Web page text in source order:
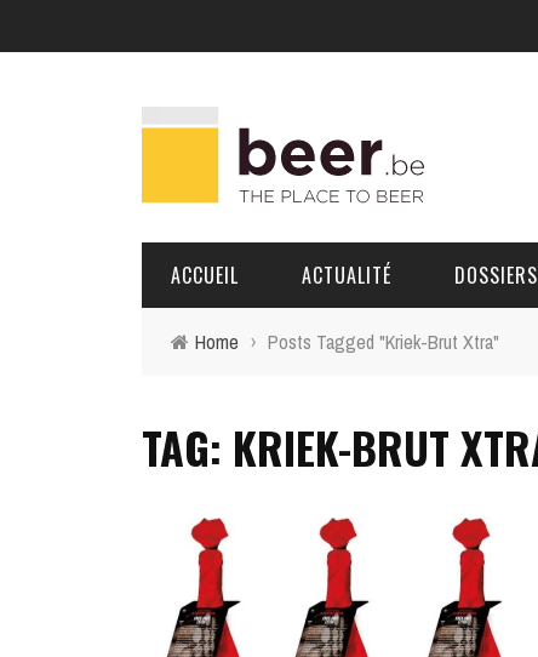
ACCUEIL ACTUALITÉ DOSSIERS
PORTRAITS
Home › Posts Tagged "Kriek-Brut Xtra"
TAG: KRIEK-BRUT